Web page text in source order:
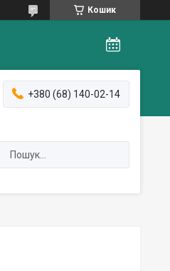
Кошик
+380 (68) 140-02-14